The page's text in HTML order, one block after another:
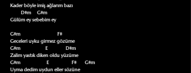
Kader böyle imiş ağlarım bazı
Gülüm ey sebebim ey
G#m                               F#
Geceleri uyku girmez gözüme
G#m                     E               D#m
Zalim yastık diken oldu yüzüme
G#m                      E                   F#       G#m
Uyma dedim uydun eller sözüne